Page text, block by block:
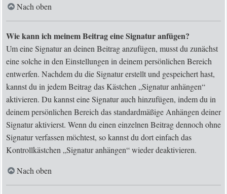
Nach oben
Wie kann ich meinem Beitrag eine Signatur anfügen?
Um eine Signatur an deinen Beitrag anzufügen, musst du zunächst
eine solche in den Einstellungen in deinem persönlichen Bereich
entwerfen. Nachdem du die Signatur erstellt und gespeichert hast,
kannst du in jedem Beitrag das Kästchen „Signatur anhängen“
aktivieren. Du kannst eine Signatur auch hinzufügen, indem du in
deinem persönlichen Bereich das standardmäßige Anhängen deiner
Signatur aktivierst. Wenn du einen einzelnen Beitrag dennoch ohne
Signatur verfassen möchtest, so kannst du dort einfach das
Kontrollkästchen „Signatur anhängen“ wieder deaktivieren.
Nach oben